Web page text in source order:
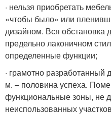
· нельзя приобретать
«чтобы было» или
дизайном. Вся обстановка
предельно лаконичном
определенные функции;
· грамотно разработанный
м. – половина успеха.
функциональные зоны, не
неиспользованных